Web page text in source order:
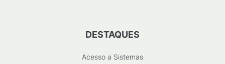
DESTAQUES
Acesso a Sistemas